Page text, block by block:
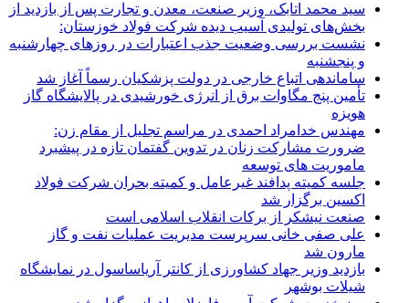
سید محمد اتابک، وزیر صنعت، معدن و تجارت پس از بازدید از
بخش‌های تولیدی آسیب دیده شرکت فولاد خوزستان:
نشست بررسی وضعیت جذب اعتبارات در روزهای چهارشنبه
و پنجشنبه
ساماندهی اتباع خارجی در دولت پزشکیان رسماً آغاز شد
تأمین پنج مگاوات برق از انرژی خورشیدی در پالایشگاه گاز
هویزه
مهندس خدامراد احمدی در مراسم تجلیل از مقام زن:
ضرورت مشارکت زنان در تدوین گفتمان تازه در پیشبرد
ماموریت های توسعه
جلسه کمیته پدافند غیرعامل و کمیته بحران شرکت فولاد
اکسین برگزار شد
صنعت نیشکر از برکات انقلاب اسلامی است
علی صفی خانی سرپرست مدیریت عملیات نفت و گاز
مارون شد
بازدید وزیر جهاد کشاورزی از کانتر آریاساسول در نمایشگاه
شیلات بوشهر